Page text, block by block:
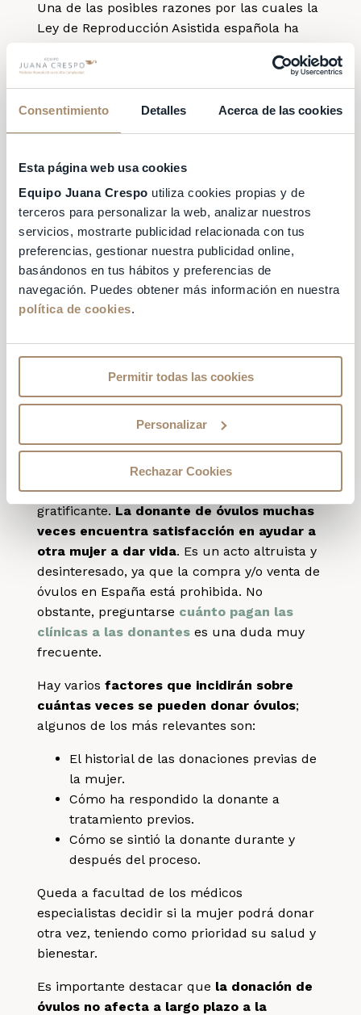
Consentimiento Detalles Acerca de las cookies
Esta página web usa cookies
Equipo Juana Crespo utiliza cookies propias y de
terceros para personalizar la web, analizar nuestros
servicios, mostrarte publicidad relacionada con tus
preferencias, gestionar nuestra publicidad online,
basándonos en tus hábitos y preferencias de
navegación. Puedes obtener más información en nuestra
política de cookies.
Permitir todas las cookies
Personalizar
Rechazar Cookies
Una de las posibles razones por las cuales la
Ley de Reproducción Asistida española ha
hijos de una misma donante es para
evitar
las probabilidades de interacción entre
hijos provenientes de una misma donante.
tener una idea clara sobre cuántas veces se
pueden donar óvulos.
¿Cada cuánto se
pueden donar
óvulos?
Ante el interrogante de cada cuánto se puede
donar óvulos, Juana Crespo recomienda que
el período mínimo entre una donación y
otra sea de tres meses
No es extraño que una mujer decida donar
sus óvulos más de una vez, pues este es un
proceso relativamente sencillo, seguro y
gratificante. La donante de óvulos muchas
veces encuentra satisfacción en ayudar a
otra mujer a dar vida. Es un acto altruista y
desinteresado, ya que la compra y/o venta de
óvulos en España está prohibida. No
obstante, preguntarse cuánto pagan las
clínicas a las donantes es una duda muy
frecuente.
Hay varios factores que incidirán sobre
cuántas veces se pueden donar óvulos;
algunos de los más relevantes son:
El historial de las donaciones previas de
la mujer.
Cómo ha respondido la donante a
tratamiento previos.
Cómo se sintió la donante durante y
después del proceso.
Queda a facultad de los médicos
especialistas decidir si la mujer podrá donar
otra vez, teniendo como prioridad su salud y
bienestar.
Es importante destacar que la donación de
óvulos no afecta a largo plazo a la